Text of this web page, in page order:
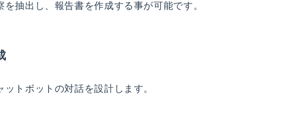
抽出し、報告書を作成する事が可能です。
トボットの対話を設計します。